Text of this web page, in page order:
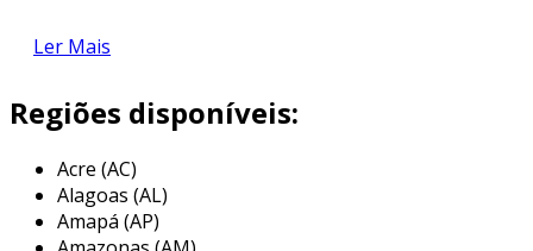
descubra como nossos serviços podem
transformar sua cadeia de suprimentos.
principais vantagens e recursos
a implementação de nossa solução de
distribuição urbana
variedade de vantagens que otimizam as
operações logísticas.
Ler Mais
Regiões disponíveis:
Acre (AC)
Alagoas (AL)
Amapá (AP)